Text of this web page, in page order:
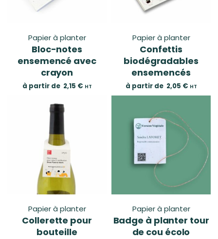
Papier à planter
Bloc-notes
ensemencé avec
crayon
à partir de 2,15 € HT
Papier à planter
Confettis
biodégradables
ensemencés
à partir de 2,05 € HT
Papier à planter
Collerette pour
bouteille
Papier à planter
Badge à planter tour
de cou écolo